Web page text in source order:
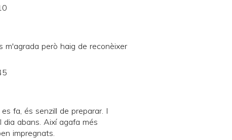
m'agrada però haig de reconèixer
fa, és senzill de preparar. I
abans. Així agafa més
impregnats.